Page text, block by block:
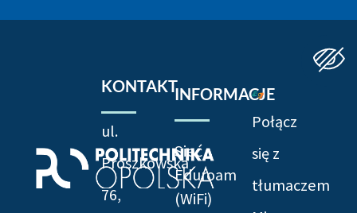
KONTAKT
ul.
Prószkowska
76,
INFORMACJE
Sieć
Eduroam
(WiFi)
Połącz
się z
tłumaczem